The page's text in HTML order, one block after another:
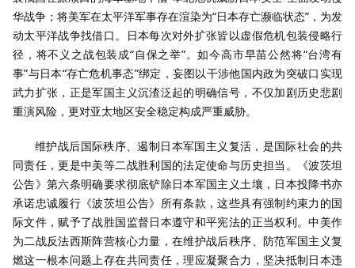
华战争；将美军在太平洋军事存在渲染为“日本存亡濒临状态”，为发
动太平洋战争找借口。日本每次对外扩张皆以虚假危机包装侵略行
径，将不义之战包装成“自保之举”。如今高市早苗公然将“台湾有
事”与日本“存亡危机事态”绑定，妄图以干涉他国内政为突破口实现
武力扩张，正是军国主义沉渣泛起的明确信号，不仅加剧历史悲剧
重演风险，更对亚太地区安全稳定构成严重威胁。
维护战后国际秩序、遏制日本军国主义复活，是国际社会的共
同责任，更是中美等二战胜利国的法定使命与历史担当。《波茨坦
公告》第六条明确要求彻底铲除日本军国主义土壤，日本投降书亦
承诺忠诚履行《波茨坦公告》所有条款，这些具有强制约束力的国
际文件，赋予了战胜国监督日本遵守和平宪法的正当权利。中美作
为二战反法西斯阵营核心力量，在维护战后秩序、防范军国主义复
燃这一根本问题上存在共同责任，理应凝聚合力，坚决抵制日本违